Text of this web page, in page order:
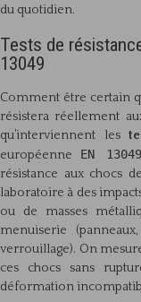
du quotidien.
Tests de
13049
Comment être certain
résistera réellement
qu’interviennent les
européenne EN 13049
résistance aux chocs
laboratoire à des
ou de masses
menuiserie
verrouillage). On
ces chocs sans
déformation